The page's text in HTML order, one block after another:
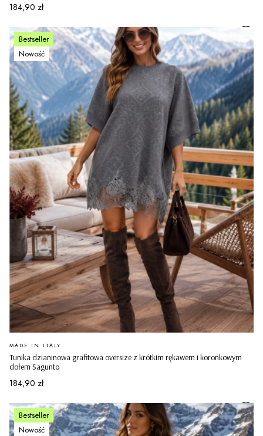
Cena
184,90 zł
Bestseller
Nowość
Tunika dzianinowa grafitowa oversize z krótkim rękawem i koronkowym
dołem Sagunto
PRODUCENT
MADE IN ITALY
Cena
184,90 zł
Bestseller
Nowość